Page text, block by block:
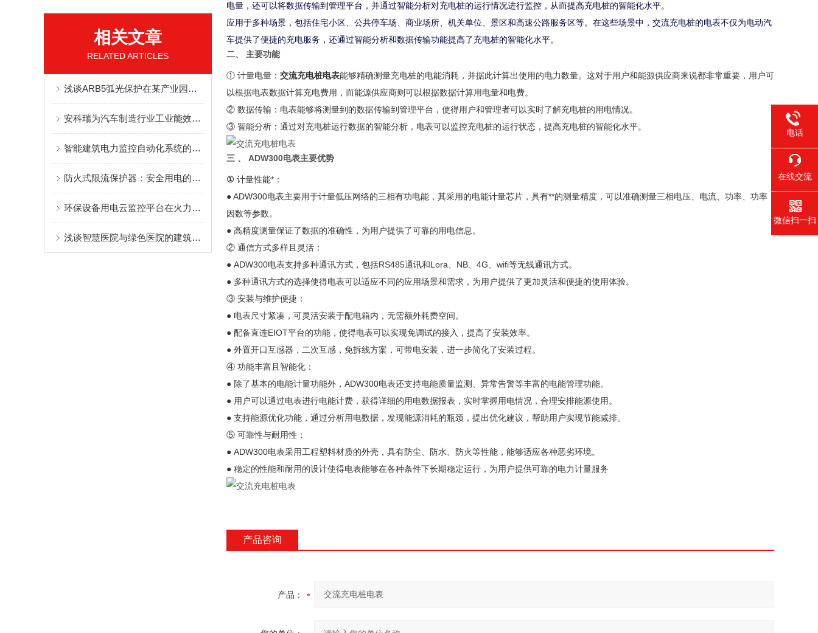
相关文章
RELATED ARTICLES
浅谈ARB5弧光保护在某产业园低压配电系统的应用
安科瑞为汽车制造行业工业能效提升行动计划提供能效管理解决方案
智能建筑电力监控自动化系统的实践应用
防火式限流保护器：安全用电的智慧守护者
环保设备用电云监控平台在火力发电厂的应用
浅谈智慧医院与绿色医院的建筑节能设计
电量，还可以将数据传输到管理平台，并通过智能分析对充电桩的运行情况进行监控，从而提高充电桩的智能化水平。
应用于多种场景，包括住宅小区、公共停车场、商业场所、机关单位、景区和高速公路服务区等。在这些场景中，交流充电桩的电表不仅为电动汽
车提供了便捷的充电服务，还通过智能分析和数据传输功能提高了充电桩的智能化水平。
二、 主要功能
① 计量电量： 交流充电桩电表能够精确测量充电桩的电能消耗，并据此计算出使用的电力数量。这对于用户和能源供应商来说都非常重要，用户可
以根据电表数据计算充电费用，而能源供应商则可以根据数据计算用电量和电费。
② 数据传输：电表能够将测量到的数据传输到管理平台，使得用户和管理者可以实时了解充电桩的用电情况。
③ 智能分析：通过对充电桩运行数据的智能分析，电表可以监控充电桩的运行状态，提高充电桩的智能化水平。
三 、 ADW300电表主要优势
① 计量性能*：
● ADW300电表主要用于计量低压网络的三相有功电能，其采用的电能计量芯片，具有**的测量精度，可以准确测量三相电压、电流、功率、功率
因数等参数。
● 高精度测量保证了数据的准确性，为用户提供了可靠的用电信息。
② 通信方式多样且灵活：
● ADW300电表支持多种通讯方式，包括RS485通讯和Lora、NB、4G、wifi等无线通讯方式。
● 多种通讯方式的选择使得电表可以适应不同的应用场景和需求，为用户提供了更加灵活和便捷的使用体验。
③ 安装与维护便捷：
● 电表尺寸紧凑，可灵活安装于配电箱内，无需额外耗费空间。
● 配备直连EIOT平台的功能，使得电表可以实现免调试的接入，提高了安装效率。
● 外置开口互感器，二次互感，免拆线方案，可带电安装，进一步简化了安装过程。
④ 功能丰富且智能化：
● 除了基本的电能计量功能外，ADW300电表还支持电能质量监测、异常告警等丰富的电能管理功能。
● 用户可以通过电表进行电能计费，获得详细的用电数据报表，实时掌握用电情况，合理安排能源使用。
● 支持能源优化功能，通过分析用电数据，发现能源消耗的瓶颈，提出优化建议，帮助用户实现节能减排。
⑤ 可靠性与耐用性：
● ADW300电表采用工程塑料材质的外壳，具有防尘、防水、防火等性能，能够适应各种恶劣环境。
● 稳定的性能和耐用的设计使得电表能够在各种条件下长期稳定运行，为用户提供可靠的电力计量服务
产品咨询
产品：
电话
在线交流
微信扫一扫